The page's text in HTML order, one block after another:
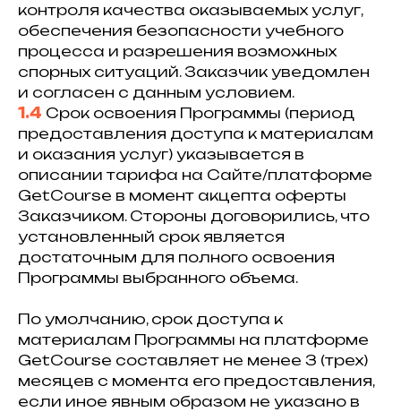
контроля качества оказываемых услуг,
обеспечения безопасности учебного
процесса и разрешения возможных
спорных ситуаций. Заказчик уведомлен
и согласен с данным условием.
1.4 Срок освоения Программы (период
предоставления доступа к материалам
и оказания услуг) указывается в
описании тарифа на Сайте/платформе
GetCourse в момент акцепта оферты
Заказчиком. Стороны договорились, что
установленный срок является
достаточным для полного освоения
Программы выбранного объема.
По умолчанию, срок доступа к
материалам Программы на платформе
GetCourse составляет не менее 3 (трех)
месяцев с момента его предоставления,
если иное явным образом не указано в